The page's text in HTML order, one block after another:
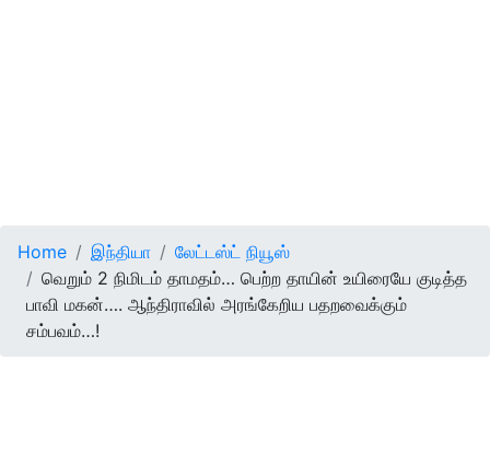
Home இந்தியா
லேட்டஸ்ட் நியூஸ்
வெறும் 2 நிமிடம் தாமதம்… பெற்ற தாயின் உயிரையே குடித்த
பாவி மகன்…. ஆந்திராவில் அரங்கேறிய பதறவைக்கும்
சம்பவம்…!